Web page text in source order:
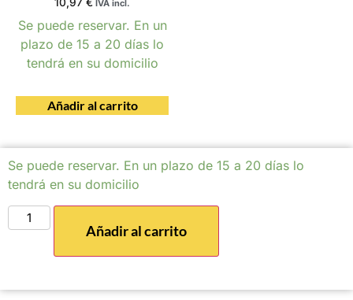
IVA incl.
Se puede reservar. En un
plazo de 15 a 20 días lo
tendrá en su domicilio
Añadir al carrito
Se puede reservar. En un plazo de 15 a 20 días lo
tendrá en su domicilio
Añadir al carrito